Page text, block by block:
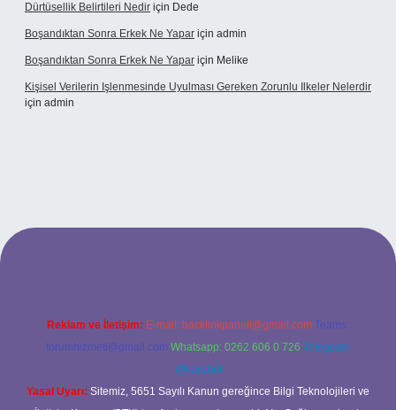
Dürtüsellik Belirtileri Nedir için Dede
Boşandıktan Sonra Erkek Ne Yapar için admin
Boşandıktan Sonra Erkek Ne Yapar için Melike
Kişisel Verilerin Işlenmesinde Uyulması Gereken Zorunlu Ilkeler Nelerdir
için admin
Reklam ve İletişim: E-mail: backlinkpaneli@gmail.com Teams:
forumhizmeti@gmail.com Whatsapp: 0262 606 0 726 Telegram:
@karabul
Yasal Uyarı: Sitemiz, 5651 Sayılı Kanun gereğince Bilgi Teknolojileri ve